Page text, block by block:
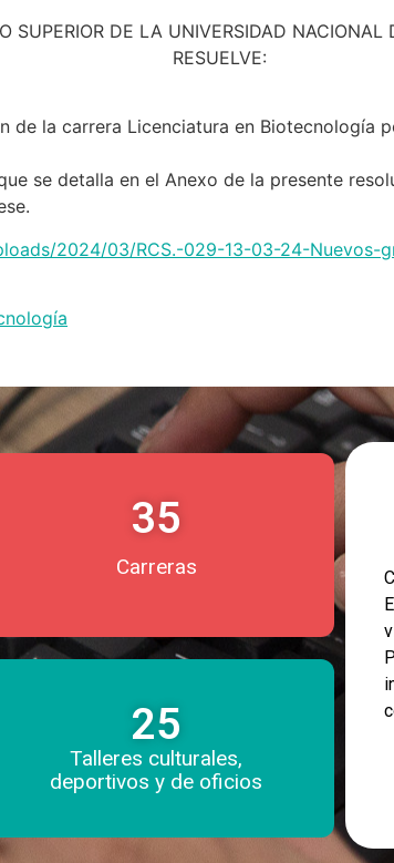
SUPERIOR DE LA UNIVERSIDAD NACIONAL
RESUELVE:
de la carrera Licenciatura en
se detalla en el Anexo de la presente
2024/03/RCS.-029-13-03-24-Nuevos-
35
Carreras
25
Talleres culturales,
deportivos y de oficios